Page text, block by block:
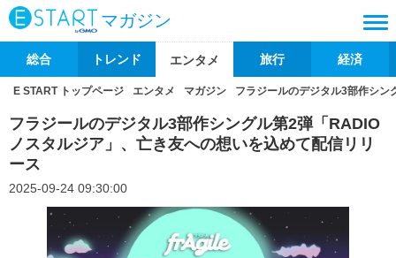
マガジン
総合 トレンド エンタメ 旅行 経済
E START トップページ エンタメ マガジン フラジールのデジタル3部作シン
フラジールのデジタル3部作シングル第2弾「RADIO
ノスタルジア」、亡き友への想いを込めて配信リリ
ース
2025-09-24 09:30:00